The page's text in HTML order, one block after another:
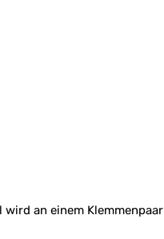
an einem